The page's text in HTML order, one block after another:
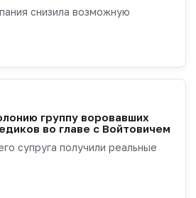
снизила возможную
группу воровавших
во главе с Войтовичем
супруга получили реальные